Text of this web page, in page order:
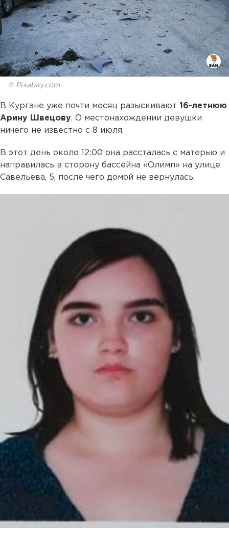
© Pixabay.com
В Кургане уже почти месяц разыскивают 16-летнюю
Арину Швецову. О местонахождении девушки
ничего не известно с 8 июля.
В этот день около 12:00 она рассталась с матерью и
направилась в сторону бассейна «Олимп» на улице
Савельева, 5, после чего домой не вернулась.